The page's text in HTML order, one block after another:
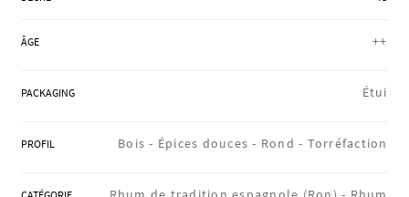
COFFRETS & CADEAUX
ÂGE ++
PACKAGING Étui
PROFIL Bois - Épices douces - Rond - Torréfaction